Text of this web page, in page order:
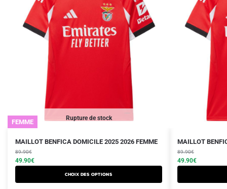
Rupture de stock
FEMME
MAILLOT BENFICA DOMICILE 2025 2026 FEMME
89.90€
Le
prix
initial
était :
49.90€
Le
prix
actuel
est :
Choix des options
Ce
produit
a
MAILLOT
89.90€
Le
prix
initial
était :
49.90€
Le
prix
actuel
est :
Ce
produit
a